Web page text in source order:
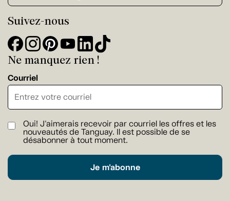
Suivez-nous
Ne manquez rien !
Courriel
Oui! J'aimerais recevoir par courriel les offres et les
nouveautés de Tanguay. Il est possible de se
désabonner à tout moment.
Je m'abonne